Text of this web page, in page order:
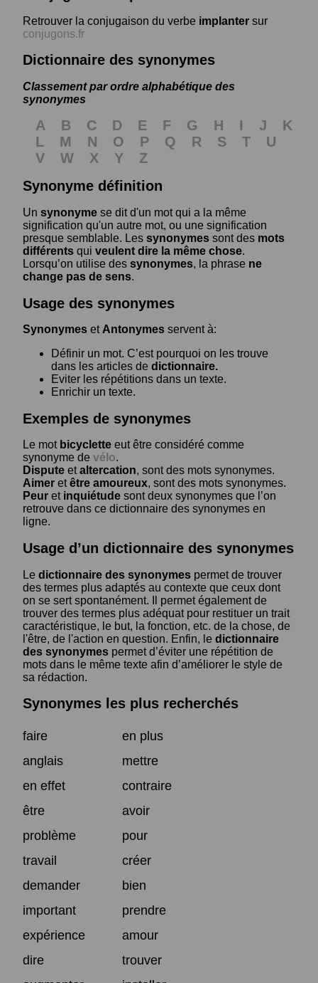
Retrouver la conjugaison du verbe implanter sur
conjugons.fr
Dictionnaire des synonymes
Classement par ordre alphabétique des
synonymes
A B C D E F G H I J
K
L
M N O P Q R S T
U
V
W X Y
Z
Synonyme définition
Un synonyme se dit d'un mot qui a la même
signification qu'un autre mot, ou une signification
presque semblable. Les synonymes sont des mots
différents qui veulent dire la même chose.
Lorsqu’on utilise des synonymes, la phrase ne
change pas de sens.
Usage des synonymes
Synonymes et Antonymes servent à:
Définir un mot. C’est pourquoi on les trouve
dans les articles de dictionnaire.
Eviter les répétitions dans un texte.
Enrichir un texte.
Exemples de synonymes
Le mot bicyclette eut être considéré comme
synonyme de vélo.
Dispute etaltercation, sont des mots synonymes.
Aimer etêtre amoureux, sont des mots synonymes.
Peur et inquiétude sont deux synonymes que l’on
retrouve dans ce dictionnaire des synonymes en
ligne.
Usage d’un dictionnaire des synonymes
Le dictionnaire des synonymes permet de trouver
des termes plus adaptés au contexte que ceux dont
on se sert spontanément. Il permet également de
trouver des termes plus adéquat pour restituer un trait
caractéristique, le but, la fonction, etc. de la chose, de
l'être, de l'action en question. Enfin, le dictionnaire
des synonymes permet d’éviter une répétition de
mots dans le même texte afin d’améliorer le style de
sa rédaction.
Synonymes les plus recherchés
faire
en plus
anglais
mettre
en effet
contraire
être
avoir
problème
pour
travail
créer
demander
bien
important
prendre
expérience
amour
dire
trouver